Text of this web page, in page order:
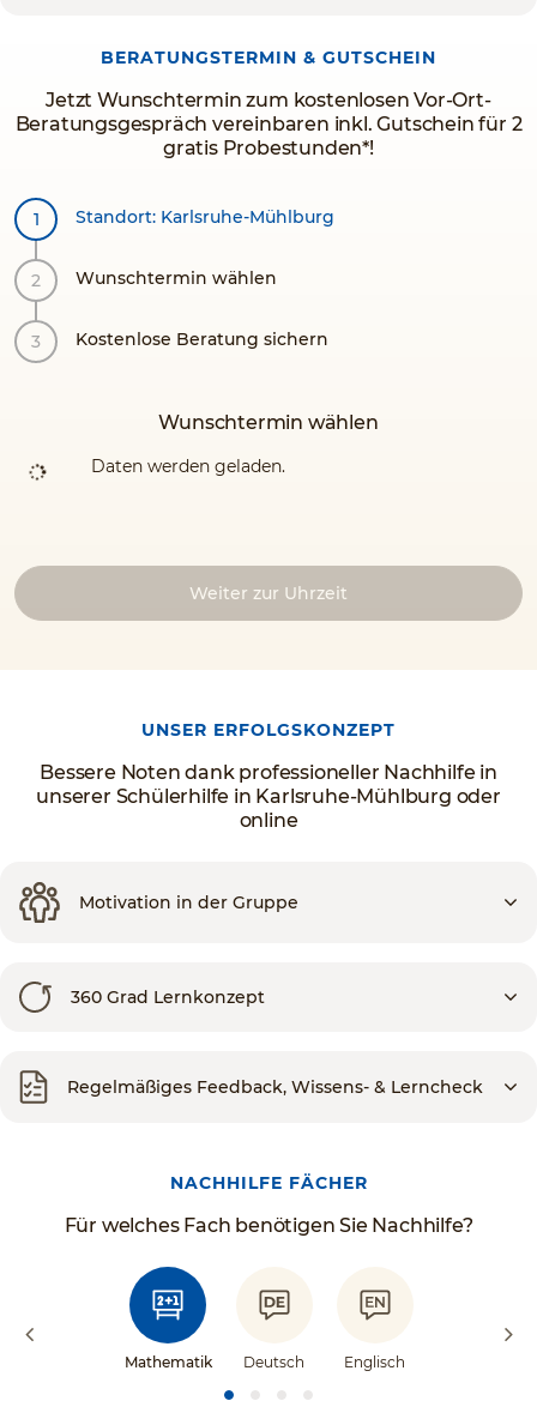
BERATUNGSTERMIN & GUTSCHEIN
Jetzt Wunschtermin zum kostenlosen Vor-Ort-
Beratungsgespräch vereinbaren inkl. Gutschein für 2
gratis Probestunden*!
Standort: Karlsruhe-Mühlburg
Wunschtermin wählen
Kostenlose Beratung sichern
Wunschtermin wählen
Daten werden geladen.
Weiter zur Uhrzeit
UNSER ERFOLGSKONZEPT
Bessere Noten dank professioneller Nachhilfe in
unserer Schülerhilfe in Karlsruhe-Mühlburg oder
online
Motivation in der Gruppe
360 Grad Lernkonzept
Regelmäßiges Feedback, Wissens- & Lerncheck
NACHHILFE FÄCHER
Für welches Fach benötigen Sie Nachhilfe?
Mathematik Deutsch Englisch